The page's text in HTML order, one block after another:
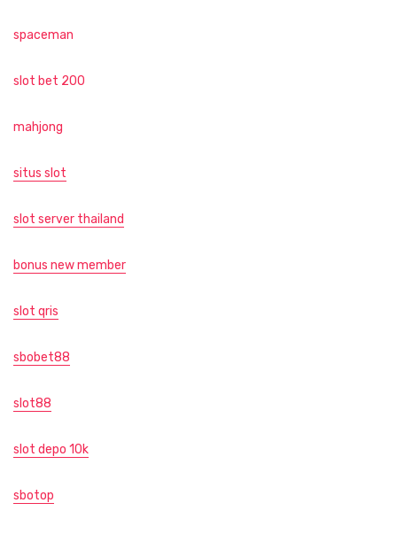
spaceman
slot bet 200
mahjong
situs slot
slot server thailand
bonus new member
slot qris
sbobet88
slot88
slot depo 10k
sbotop